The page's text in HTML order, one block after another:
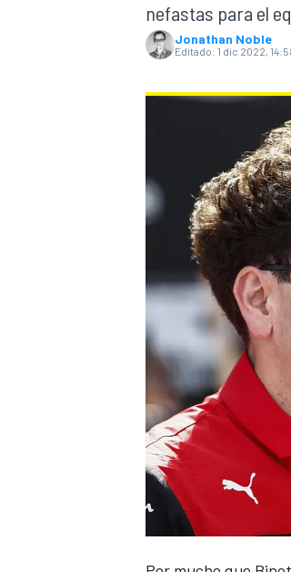
MOTOGP
NASCAR CUP
nefastas para el
Jonathan Noble
Editado: 1 dic 2022,